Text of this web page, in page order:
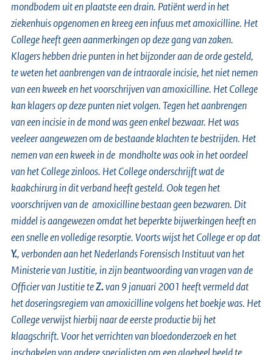
mondbodem uit en plaatste een drain. Patiënt werd in het
ziekenhuis opgenomen en kreeg een infuus met amoxicilline. Het
College heeft geen aanmerkingen op deze gang van zaken.
Klagers hebben drie punten in het bijzonder aan de orde gesteld,
te weten het aanbrengen van de intraorale incisie, het niet nemen
van een kweek en het voorschrijven van amoxicilline. Het College
kan klagers op deze punten niet volgen. Tegen het aanbrengen
van een incisie in de mond was geen enkel bezwaar. Het was
veeleer aangewezen om de bestaande klachten te bestrijden. Het
nemen van een kweek in de mondholte was ook in het oordeel
van het College zinloos. Het College onderschrijft wat de
kaakchirurg in dit verband heeft gesteld. Ook tegen het
voorschrijven van de amoxicilline bestaan geen bezwaren. Dit
middel is aangewezen omdat het beperkte bijwerkingen heeft en
een snelle en volledige resorptie. Voorts wijst het College er op dat
Y., verbonden aan het Nederlands Forensisch Instituut van het
Ministerie van Justitie, in zijn beantwoording van vragen van de
Officier van Justitie teZ.van 9 januari 2001 heeft vermeld dat
het doseringsregiem van amoxicilline volgens het boekje was. Het
College verwijst hierbij naar de eerste productie bij het
klaagschrift. Voor het verrichten van bloedonderzoek en het